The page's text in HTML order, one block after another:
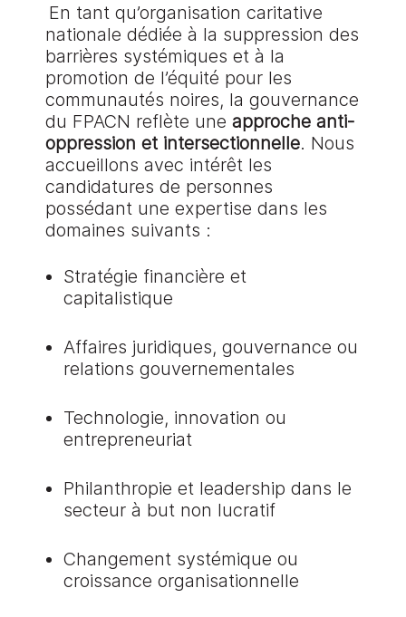
En tant qu’organisation caritative
nationale dédiée à la suppression des
barrières systémiques et à la
promotion de l’équité pour les
communautés noires, la gouvernance
du FPACN reflète une approche anti-
oppression et intersectionnelle. Nous
accueillons avec intérêt les
candidatures de personnes
possédant une expertise dans les
domaines suivants :
Stratégie financière et
capitalistique
Affaires juridiques, gouvernance ou
relations gouvernementales
Technologie, innovation ou
entrepreneuriat
Philanthropie et leadership dans le
secteur à but non lucratif
Changement systémique ou
croissance organisationnelle